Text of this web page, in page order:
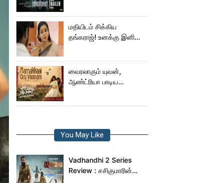
மதியிடம் சிக்கிய
தங்கராஜ்! உனக்கு இனிமே
வைரலாகும் யுவன்,
ஆண்ட்ரியா பாடிய
You May Like
Vadhandhi 2 Series
Review : சசிகுமாரின்